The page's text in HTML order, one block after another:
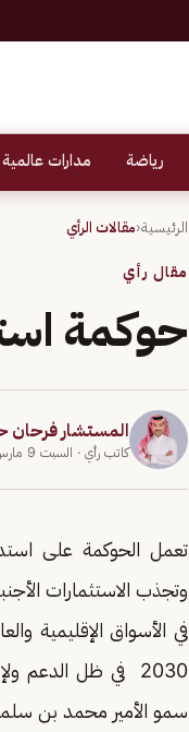
رياضة مدارات عالمية
الرئيسية‹مقالات الرأي
مقال رأي
حوكمة
المستشار
كاتب رأي · السبت 9 مارس 2024
تعمل الحوكمة على
وتجذب الاستثمارات
في الأسواق الإقليمية
2030 في ظل
سمو الأمير محمد بن